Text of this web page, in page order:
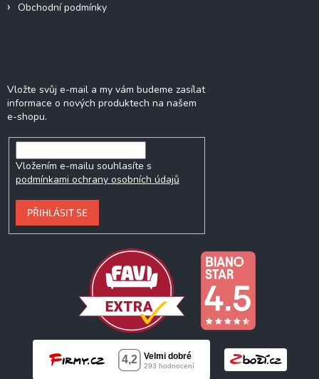
Obchodní podmínky
Vložte svůj e-mail a my vám budeme zasílat
informace o nových produktech na našem
e-shopu.
Vložením e-mailu souhlasíte s
podmínkami ochrany osobních údajů
PŘIHLÁSIT SE